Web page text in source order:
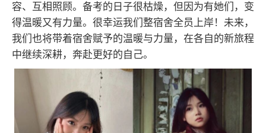
容、互相照顾。备考的日子很枯燥，但因为有她们，变
得温暖又有力量。很幸运我们整宿舍全员上岸！未来，
我们也将带着宿舍赋予的温暖与力量，在各自的新旅程
中继续深耕，奔赴更好的自己。